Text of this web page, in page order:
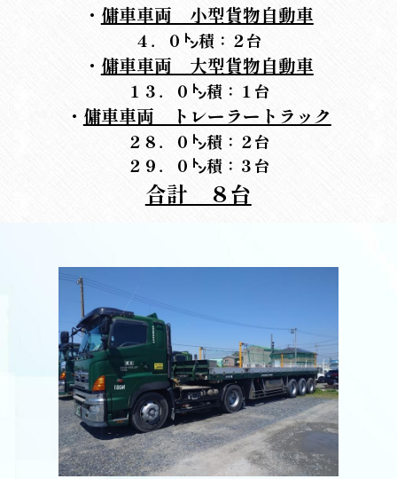
・ 傭車車両　小型貨物自動車
４．０㌧積：２台
・ 傭車車両　大型貨物自動車
１３．０㌧積：１台
・ 傭車車両    トレーラートラック
２８．０㌧積：２台
２９．０㌧積：３台
合計　８台